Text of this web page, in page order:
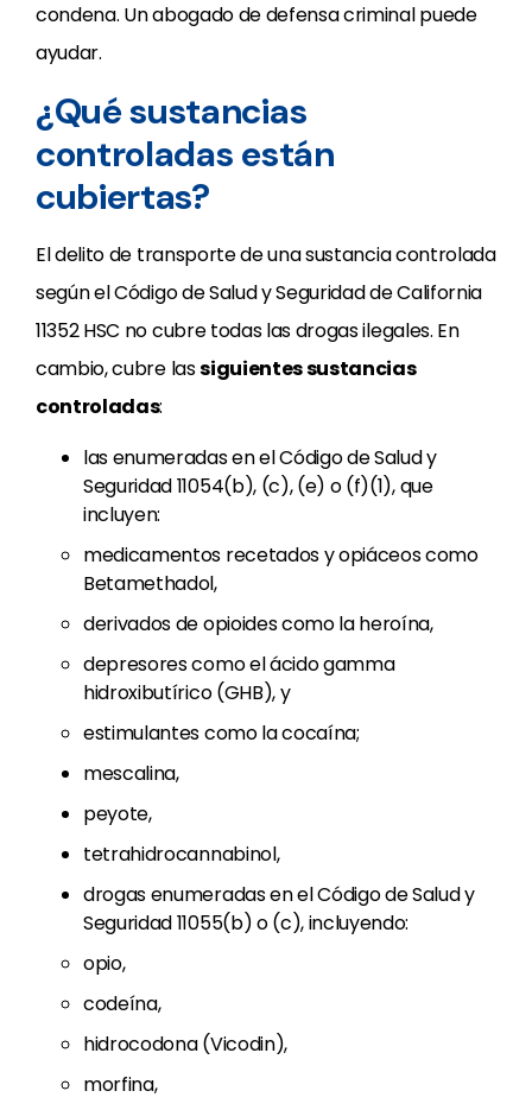
condena. Un abogado de defensa criminal puede
ayudar.
¿Qué sustancias
controladas están
cubiertas?
El delito de transporte de una sustancia controlada
según el Código de Salud y Seguridad de California
11352 HSC no cubre todas las drogas ilegales. En
cambio, cubre lassiguientes sustancias
controladas:
las enumeradas en el Código de Salud y
Seguridad 11054(b), (c), (e) o (f)(1), que
incluyen:
medicamentos recetados y opiáceos como
Betamethadol,
derivados de opioides como la heroína,
depresores como el ácido gamma
hidroxibutírico (GHB), y
estimulantes como la cocaína;
mescalina,
peyote,
tetrahidrocannabinol,
drogas enumeradas en el Código de Salud y
Seguridad 11055(b) o (c), incluyendo:
opio,
codeína,
hidrocodona (Vicodin),
morfina,